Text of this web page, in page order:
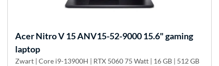
AcerNitro V 15 ANV15-52-9000 15.6" gaming
laptop
Zwart | Core i9-13900H | RTX 5060 75 Watt | 16 GB | 512 GB